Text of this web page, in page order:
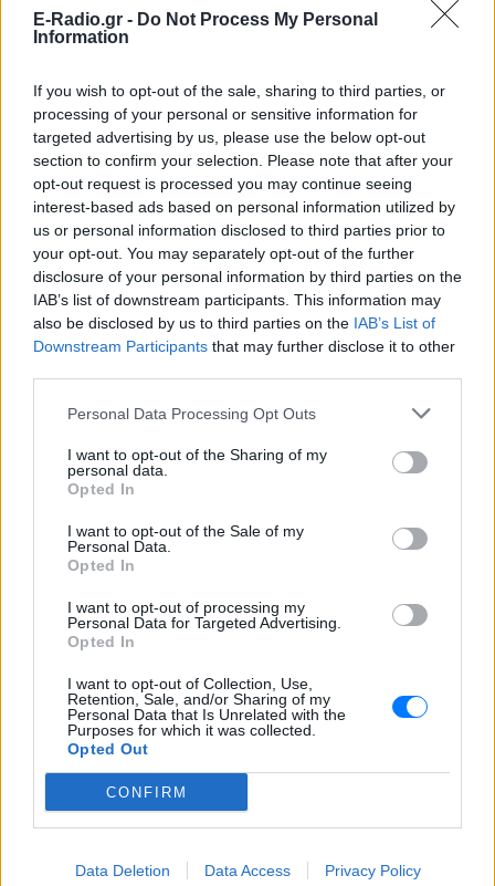
E-Radio.gr - Do Not Process My Personal
Information
If you wish to opt-out of the sale, sharing to third parties, or
processing of your personal or sensitive information for
targeted advertising by us, please use the below opt-out
section to confirm your selection. Please note that after your
opt-out request is processed you may continue seeing
interest-based ads based on personal information utilized by
us or personal information disclosed to third parties prior to
your opt-out. You may separately opt-out of the further
disclosure of your personal information by third parties on the
IAB’s list of downstream participants. This information may
also be disclosed by us to third parties on the IAB’s List of
Downstream Participants that may further disclose it to other
Personal Data Processing Opt Outs
I want to opt-out of the Sharing of my
personal data.
Opted In
I want to opt-out of the Sale of my
Personal Data.
Opted In
I want to opt-out of processing my
Personal Data for Targeted Advertising.
Opted In
I want to opt-out of Collection, Use,
Retention, Sale, and/or Sharing of my
Personal Data that Is Unrelated with the
Purposes for which it was collected.
Opted Out
CONFIRM
Data Deletion Data Access Privacy Policy
Πηγή: Πρώτο Θέμα
ΔΙΑΦΗΜΙΣΗ
Ακολουθήστε το E-Radio.gr στο
και μάθετε πρώτοιτα πιο hot νέα.
Για ακόμη περισσότερα νέα , μπείτε στην
ειδήσεωντου E-Daily.gr
Ακολουθήστε το E-Radio.gr και στο Instagram